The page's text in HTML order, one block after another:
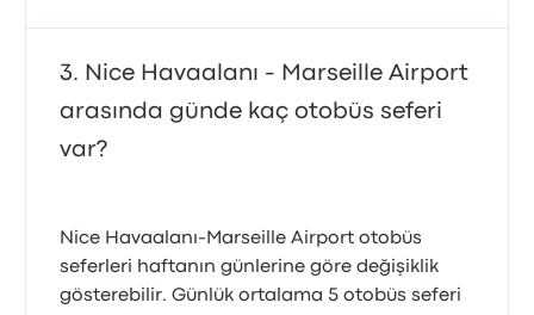
Nice Havaalanı - Marseille Airport
arasında günde kaç otobüs seferi
var?
Nice Havaalanı-Marseille Airport otobüs
seferleri haftanın günlerine göre değişiklik
gösterebilir. Günlük ortalama 5 otobüs seferi